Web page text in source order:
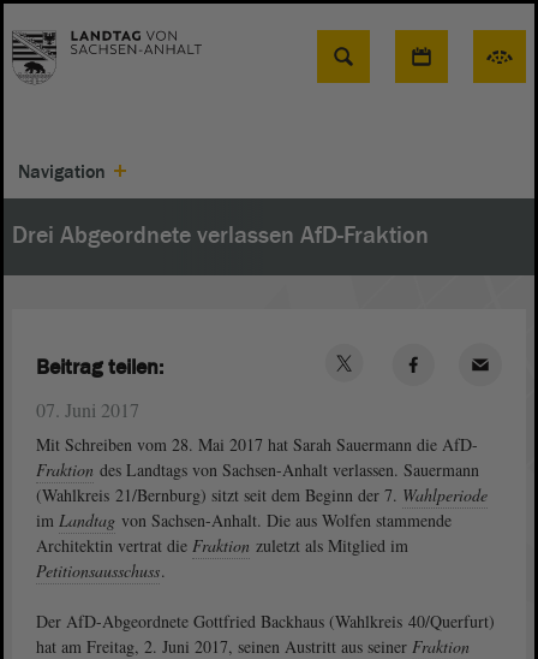
Suche
Navigation
Drei Abgeordnete verlassen AfD-Fraktion
07. Juni 2017
Mit Schreiben vom 28. Mai 2017 hat Sarah Sauermann die AfD-
Fraktion des Landtags von Sachsen-Anhalt verlassen. Sauermann
(Wahlkreis 21/Bernburg) sitzt seit dem Beginn der 7. Wahlperiode
im Landtag von Sachsen-Anhalt. Die aus Wolfen stammende
Architektin vertrat die Fraktion zuletzt als Mitglied im
Petitionsausschuss.
Der AfD-Abgeordnete Gottfried Backhaus (Wahlkreis 40/Querfurt)
hat am Freitag, 2. Juni 2017, seinen Austritt aus seiner Fraktion
Beitrag teilen: